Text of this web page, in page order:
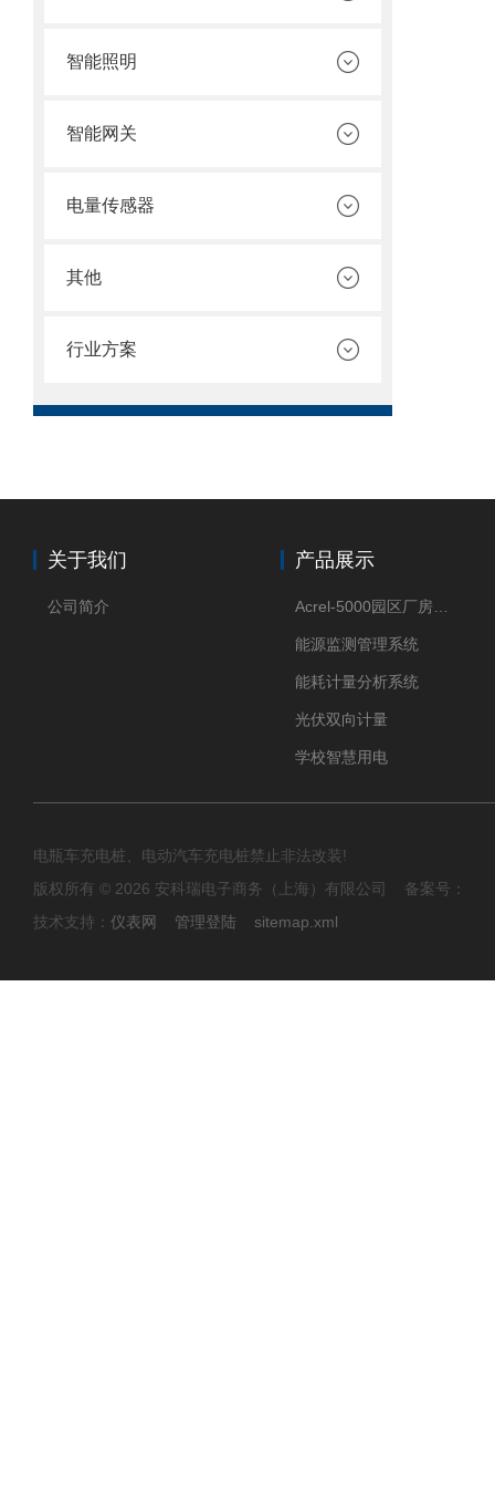
智能照明
智能网关
电量传感器
其他
行业方案
关于我们
公司简介
产品展示
能源监测管理系统
能耗计量分析系统
光伏双向计量
学校智慧用电
电瓶车充电桩、电动汽车充电桩禁止非法改装!
版权所有 © 2026 安科瑞电子商务（上海）有限公司 备案号：
技术支持： 仪表网 管理登陆 sitemap.xml